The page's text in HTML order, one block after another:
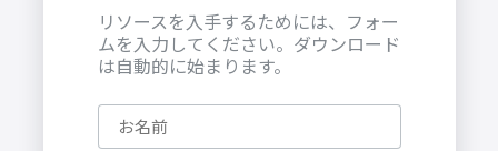
リソースを入手するためには、フォー
ムを入力してください。ダウンロード
は自動的に始まります。